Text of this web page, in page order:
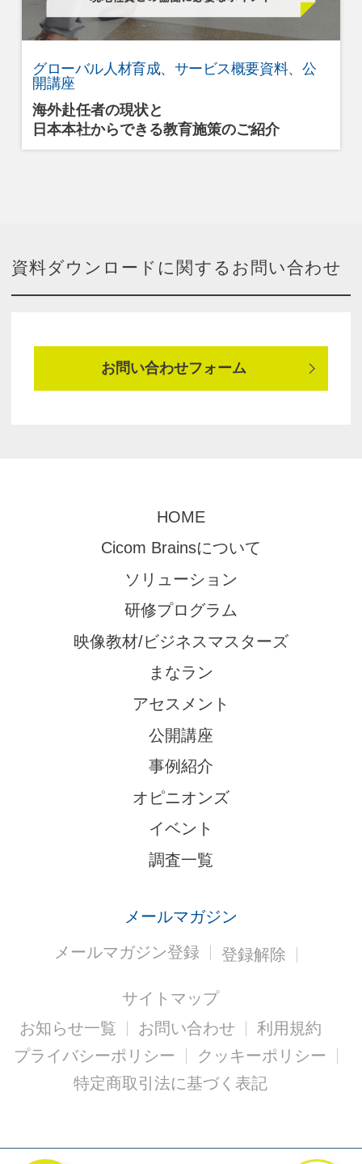
グローバル人材育成、サービス概要資料、公
開講座
海外赴任者の現状と
日本本社からできる教育施策のご紹介
資料ダウンロードに関するお問い合わせ
お問い合わせフォーム
HOME
Cicom Brainsについて
ソリューション
研修プログラム
映像教材/ビジネスマスターズ
まなラン
アセスメント
公開講座
事例紹介
オピニオンズ
イベント
調査一覧
メールマガジン
メールマガジン登録
登録解除
サイトマップ
お知らせ一覧
お問い合わせ
利用規約
プライバシーポリシー
クッキーポリシー
特定商取引法に基づく表記